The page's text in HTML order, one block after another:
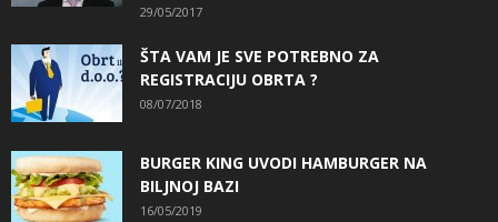
29/05/2017
ŠTA VAM JE SVE POTREBNO ZA
REGISTRACIJU OBRTA ?
08/07/2018
BURGER KING UVODI HAMBURGER NA
BILJNOJ BAZI
16/05/2019